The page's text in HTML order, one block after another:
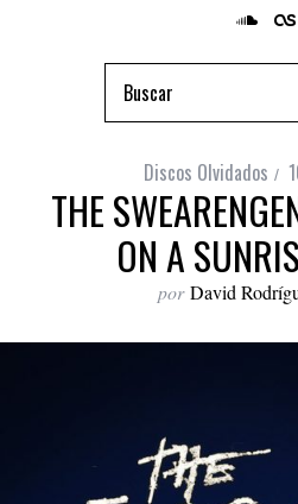
Discos Olvidados
THE
ON A
por David